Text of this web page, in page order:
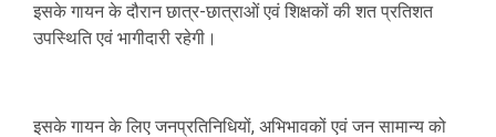
इसके गायन के दौरान छात्र-छात्राओं एवं शिक्षकों की शत प्रतिशत
उपस्थिति एवं भागीदारी रहेगी।
इसके गायन के लिए जनप्रतिनिधियों, अभिभावकों एवं जन सामान्य को